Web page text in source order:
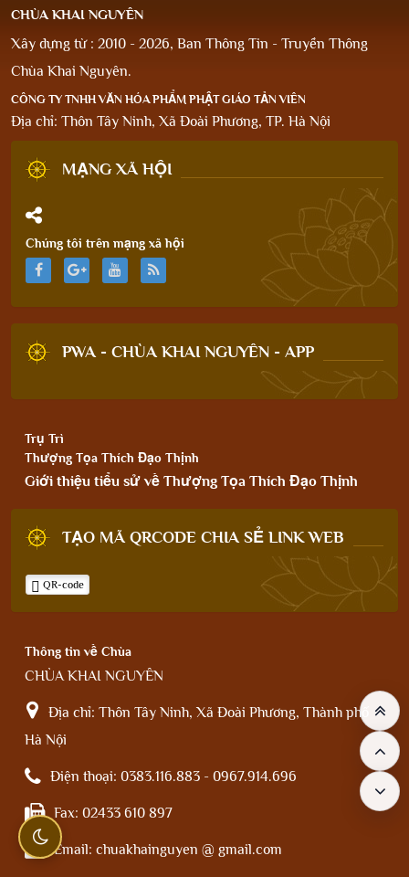
CHÙA KHAI NGUYÊN
Xây dựng từ : 2010 - 2026, Ban Thông Tin - Truyền Thông
Chùa Khai Nguyên.
CÔNG TY TNHH VĂN HÓA PHẨM PHẬT GIÁO TẢN VIÊN
Địa chỉ: Thôn Tây Ninh, Xã Đoài Phương, TP. Hà Nội
MẠNG XÃ HỘI
Chúng tôi trên mạng xã hội
PWA - CHÙA KHAI NGUYÊN - APP
Trụ Trì
Thượng Tọa Thích Đạo Thịnh
Giới thiệu tiểu sử về Thượng Tọa Thích Đạo Thịnh
TẠO MÃ QRCODE CHIA SẺ LINK WEB
QR-code
Thông tin về Chùa
CHÙA KHAI NGUYÊN
Địa chỉ: Thôn Tây Ninh, Xã Đoài Phương, Thành phố
Hà Nội
Điện thoại: 0383.116.883 - 0967.914.696
Fax: 02433 610 897
Email: chuakhainguyen @ gmail.com